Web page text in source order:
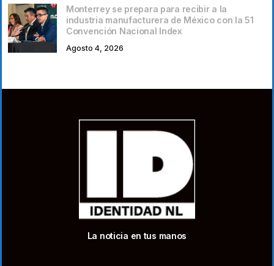
Monterrey se prepara para recibir a la
industria manufacturera de México con la 51
Convención Nacional Index
Agosto 4, 2026
La noticia en tus manos